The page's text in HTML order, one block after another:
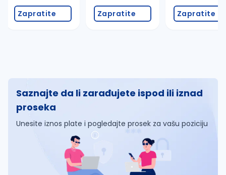
Zapratite Zapratite Zapratite
Saznajte da li zarađujete ispod ili iznad
proseka
Unesite iznos plate i pogledajte prosek za vašu poziciju